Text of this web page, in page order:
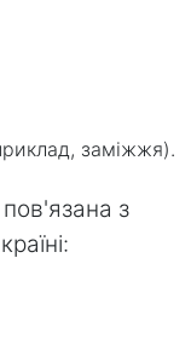
заміжжя).
пов'язана з